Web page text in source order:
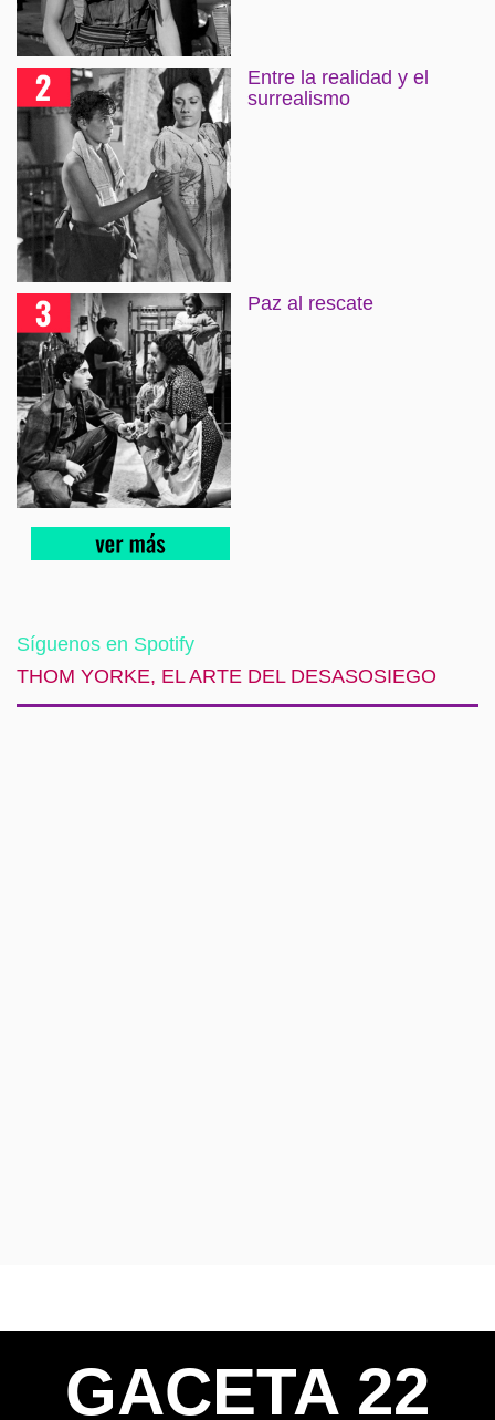
Entre la realidad y el
surrealismo
Paz al rescate
Síguenos en Spotify
THOM YORKE, EL ARTE DEL DESASOSIEGO
GACETA 22